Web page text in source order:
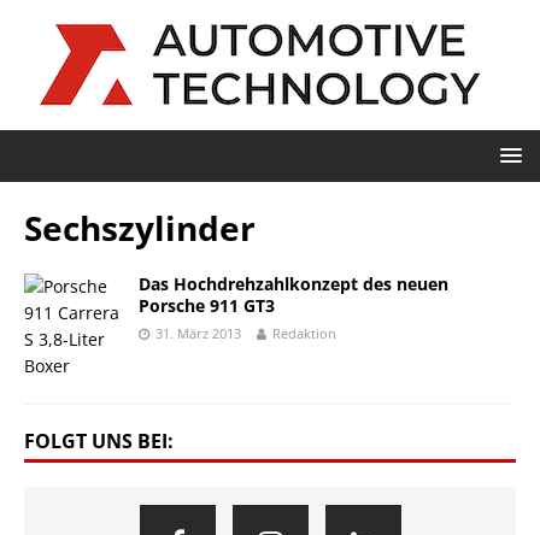
Sechszylinder
Das Hochdrehzahlkonzept des neuen
Porsche 911 GT3
31. März 2013 Redaktion
FOLGT UNS BEI: